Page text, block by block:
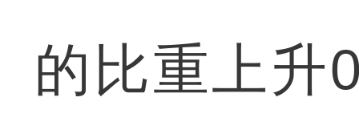
的比重上升